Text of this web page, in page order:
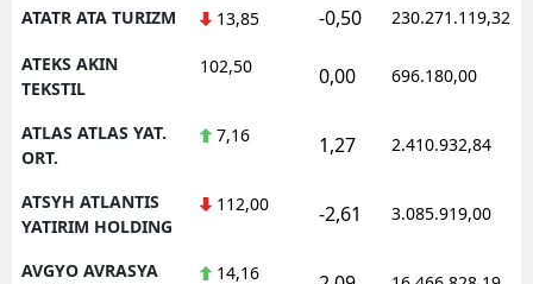
ATATR ATA TURIZM 13,85 -0,50 230.271.119,32
ATEKS AKIN
TEKSTIL
102,50 0,00 696.180,00
ATLAS ATLAS YAT.
ORT.
7,16 1,27 2.410.932,84
ATSYH ATLANTIS
YATIRIM HOLDING
112,00 -2,61 3.085.919,00
AVGYO AVRASYA
14,16